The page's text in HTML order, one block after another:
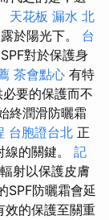
天花板 漏水 北
於陽光下。 台
對於保護身
茶會點心 有特
要的保護而不
終潤滑防曬霜
台胞證台北 正
的關鍵。 記
射以保護皮膚
SPF防曬霜會延
效的保護至關重